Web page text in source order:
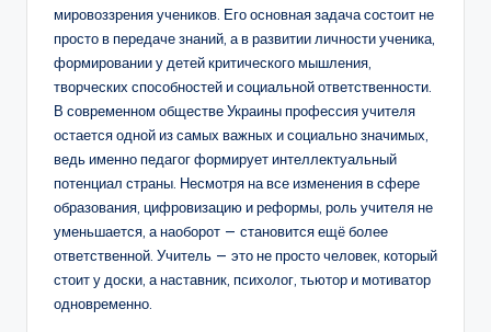
мировоззрения учеников. Его основная задача состоит не
просто в передаче знаний, а в развитии личности ученика,
формировании у детей критического мышления,
творческих способностей и социальной ответственности.
В современном обществе Украины профессия учителя
остается одной из самых важных и социально значимых,
ведь именно педагог формирует интеллектуальный
потенциал страны. Несмотря на все изменения в сфере
образования, цифровизацию и реформы, роль учителя не
уменьшается, а наоборот — становится ещё более
ответственной. Учитель — это не просто человек, который
стоит у доски, а наставник, психолог, тьютор и мотиватор
одновременно.